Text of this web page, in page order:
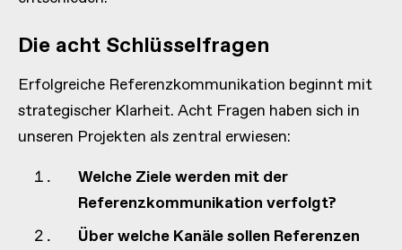
Die acht Schlüsselfragen
Erfolgreiche Referenzkommunikation beginnt mit
strategischer Klarheit. Acht Fragen haben sich in
unseren Projekten als zentral erwiesen:
Welche Ziele werden mit der
Referenzkommunikation verfolgt?
Über welche Kanäle sollen Referenzen